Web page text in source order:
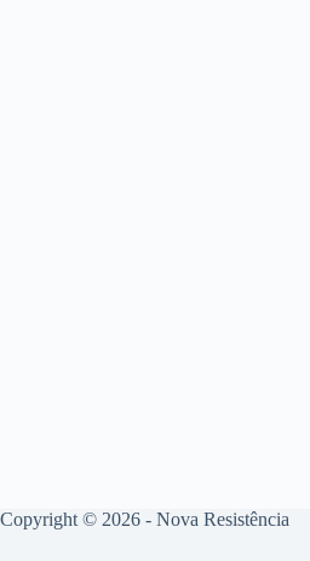
Copyright © 2026 - Nova Resistência